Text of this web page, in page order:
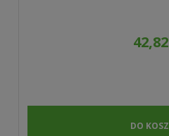
DO